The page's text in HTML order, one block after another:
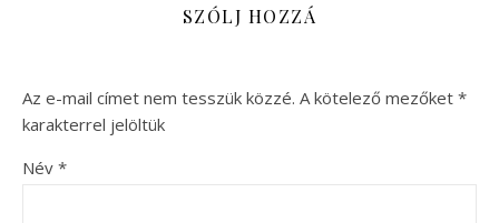
SZÓLJ HOZZÁ
Az e-mail címet nem tesszük közzé. A kötelező mezőket *
karakterrel jelöltük
Név *